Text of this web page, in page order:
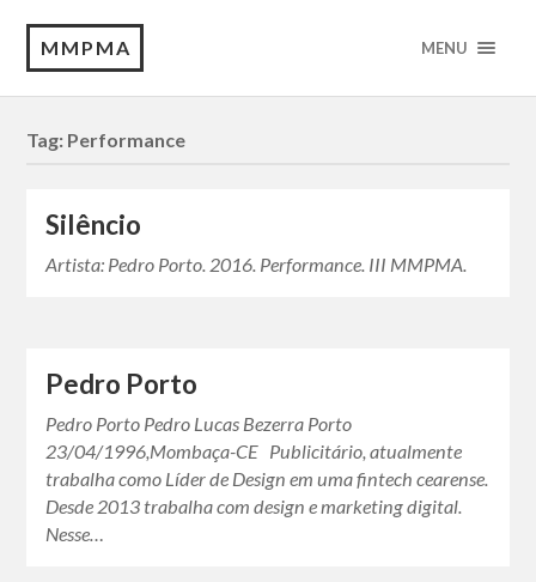
MMPMA MENU
Tag: Performance
Silêncio
Artista: Pedro Porto. 2016. Performance. III MMPMA.
Pedro Porto
Pedro Porto Pedro Lucas Bezerra Porto
23/04/1996,Mombaça-CE Publicitário, atualmente
trabalha como Líder de Design em uma fintech cearense.
Desde 2013 trabalha com design e marketing digital.
Nesse…